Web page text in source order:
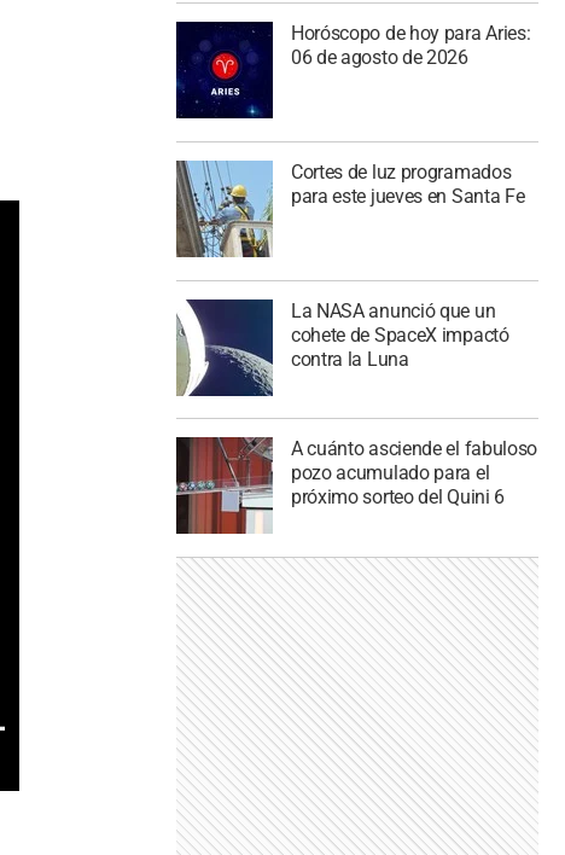
Horóscopo de hoy para Aries:
06 de agosto de 2026
Cortes de luz programados
para este jueves en Santa Fe
La NASA anunció que un
cohete de SpaceX impactó
contra la Luna
A cuánto asciende el fabuloso
pozo acumulado para el
próximo sorteo del Quini 6